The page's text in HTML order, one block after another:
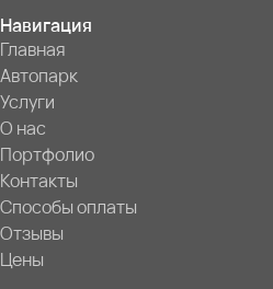
Навигация
Главная
Автопарк
Услуги
О нас
Портфолио
Контакты
Способы оплаты
Отзывы
Цены